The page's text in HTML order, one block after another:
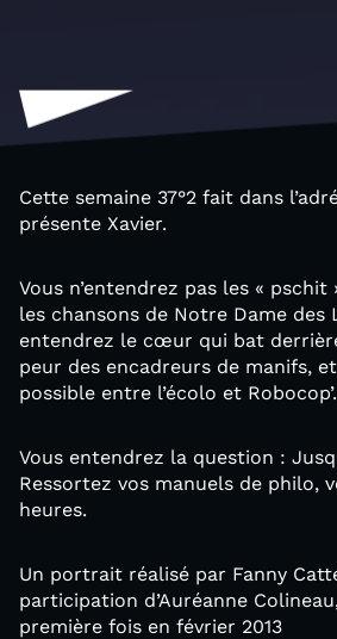
Cette semaine 37°2 fait dans
présente Xavier.
Vous n’entendrez pas les « pschit
les chansons de Notre Dame des
entendrez le cœur qui bat
peur des encadreurs de manifs,
possible entre l’écolo et Robocop’.
Vous entendrez la question :
Ressortez vos manuels de philo,
heures.
Un portrait réalisé par Fanny
participation d’Auréanne
première fois en février 2013